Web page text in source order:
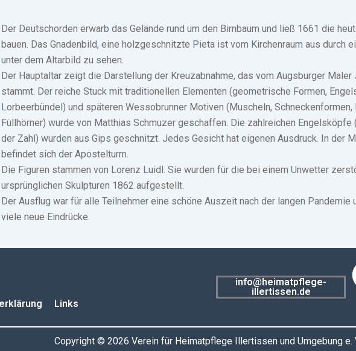
Der Deutschorden erwarb das Gelände rund um den Birnbaum und ließ 1661 die
bauen. Das Gnadenbild, eine holzgeschnitzte Pieta ist vom Kirchenraum aus durch
unter dem Altarbild zu sehen.
Der Hauptaltar zeigt die Darstellung der Kreuzabnahme, das vom Augsburger Maler
stammt. Der reiche Stuck mit traditionellen Elementen (geometrische Formen,
Lorbeerbündel) und späteren Wessobrunner Motiven (Muscheln, Schneckenformen,
Füllhörner) wurde von Matthias Schmuzer geschaffen. Die zahlreichen Engelsköpfe
der Zahl) wurden aus Gips geschnitzt. Jedes Gesicht hat eigenen Ausdruck. In der
befindet sich der Apostelturm.
Die Figuren stammen von Lorenz Luidl. Sie wurden für die bei einem Unwetter
ursprünglichen Skulpturen 1862 aufgestellt.
Der Ausflug war für alle Teilnehmer eine schöne Auszeit nach der langen Pandemie
viele neue Eindrücke.
Links
info@heimatpflege-
illertissen.de
Copyright © 2026 Verein für Heimatpflege Illertissen und Umgebung e.